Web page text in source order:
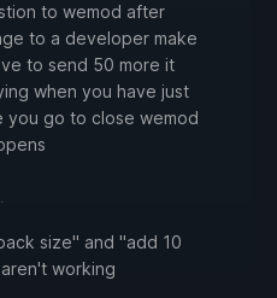
to wemod after
to a developer make
to send 50 more it
when you have just
you go to close wemod
size" and "add 10
working